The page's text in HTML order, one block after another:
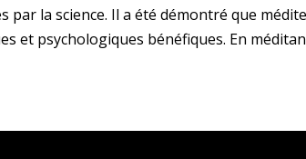
la science. Il a été démontré que
et psychologiques bénéfiques. En